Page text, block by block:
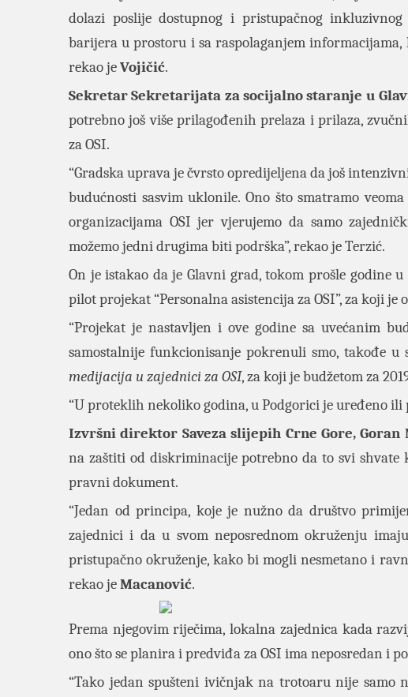
dolazi poslije dostupnog i pristupačnog
barijera u prostoru i sa raspolaganjem informacijama,
rekao jeVojičić.
Sekretar Sekretarijata za socijalno staranje u
potrebno još više prilagođenih prelaza i prilaza,
za OSI.
“Gradska uprava je čvrsto opredijeljena da još
budućnosti sasvim uklonile. Ono što smatramo
organizacijama OSI jer vjerujemo da samo
možemo jedni drugima biti podrška”, rekao je Terzić.
On je istakao da je Glavni grad, tokom prošle godine
pilot projekat “Personalna asistencija za OSI”, za koji
“Projekat je nastavljen i ove godine sa uvećanim
samostalnije funkcionisanje pokrenuli smo, takođe u
medijacija u zajednici za OSI, za koji je budžetom za
“U proteklih nekoliko godina, u Podgorici je uređeno ili
Izvršni direktor Saveza slijepih Crne Gore, Goran
na zaštiti od diskriminacije potrebno da to svi shvate
pravni dokument.
“Jedan od principa, koje je nužno da društvo
zajednici i da u svom neposrednom okruženju
pristupačno okruženje, kako bi mogli nesmetano i
rekao jeMacanović.
Prema njegovim riječima, lokalna zajednica kada
ono što se planira i predviđa za OSI ima neposredan i
“Tako jedan spušteni ivičnjak na trotoaru nije samo